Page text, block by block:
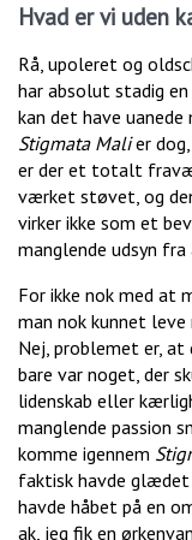
Hvad er vi uden
Rå, upoleret og
har absolut stadig
kan det have
Stigmata Malier
er der et totalt
værket støvet, og
virker ikke som et
manglende udsyn fra
For ikke nok med at
man nok kunnet
Nej, problemet er,
bare var noget, der
lidenskab eller
manglende passion
komme igennem
faktisk havde
havde håbet på en
ak, jeg fik en